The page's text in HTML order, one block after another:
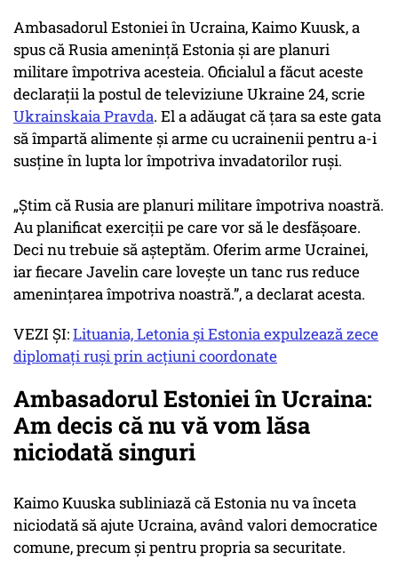
Ambasadorul Estoniei în Ucraina, Kaimo Kuusk, a
spus că Rusia amenință Estonia și are planuri
militare împotriva acesteia. Oficialul a făcut aceste
declarații la postul de televiziune Ukraine 24, scrie
Ukrainskaia Pravda. El a adăugat că țara sa este gata
să împartă alimente și arme cu ucrainenii pentru a-i
susține în lupta lor împotriva invadatorilor ruși.
„Știm că Rusia are planuri militare împotriva noastră.
Au planificat exerciții pe care vor să le desfășoare.
Deci nu trebuie să așteptăm. Oferim arme Ucrainei,
iar fiecare Javelin care lovește un tanc rus reduce
amenințarea împotriva noastră.”, a declarat acesta.
VEZI ȘI:Lituania, Letonia şi Estonia expulzează zece
diplomaţi ruşi prin acţiuni coordonate
Ambasadorul Estoniei în Ucraina:
Am decis că nu vă vom lăsa
niciodată singuri
Kaimo Kuuska subliniază că Estonia nu va înceta
niciodată să ajute Ucraina, având valori democratice
comune, precum și pentru propria sa securitate.